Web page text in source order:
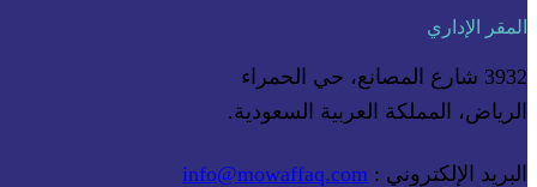
المقر الإداري
3932 شارع المصانع، حي الحمراء
الرياض، المملكة العربية السعودية.
البريد الإلكتروني : info@mowaffaq.com